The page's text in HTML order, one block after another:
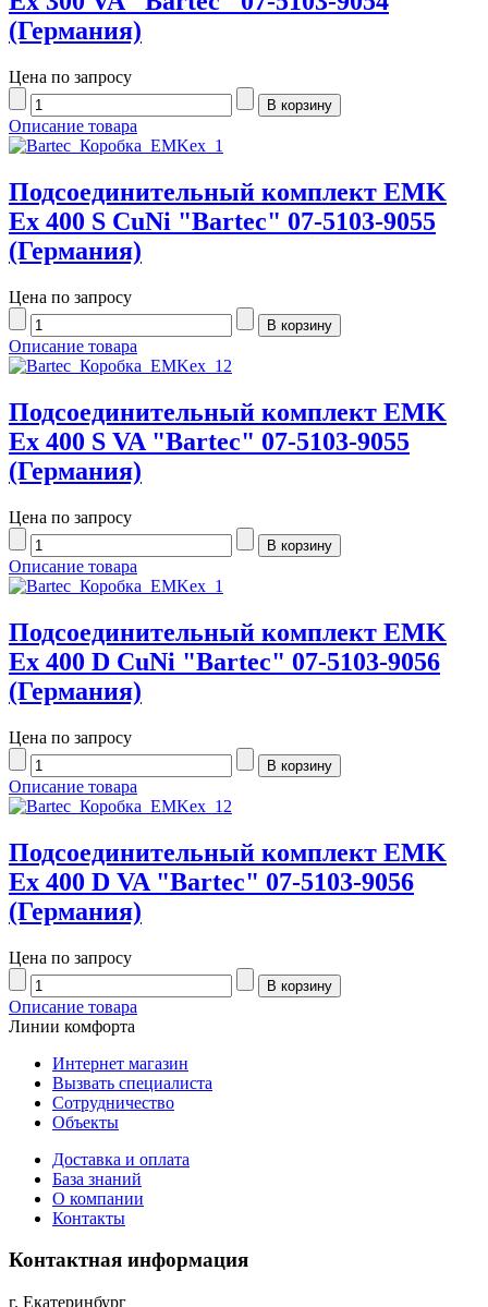
(Германия)
Цена по запросу
Описание товара
Подсоединительный комплект EMK
Ex 400 S CuNi "Bartec" 07-5103-9055
(Германия)
Цена по запросу
Описание товара
Подсоединительный комплект EMK
Ex 400 S VA "Bartec" 07-5103-9055
(Германия)
Цена по запросу
Описание товара
Подсоединительный комплект EMK
Ex 400 D CuNi "Bartec" 07-5103-9056
(Германия)
Цена по запросу
Описание товара
Подсоединительный комплект EMK
Ex 400 D VA "Bartec" 07-5103-9056
(Германия)
Цена по запросу
Описание товара
Линии комфорта
Интернет магазин
Вызвать специалиста
Сотрудничество
Объекты
Доставка и оплата
База знаний
О компании
Контакты
Контактная информация
г. Екатеринбург